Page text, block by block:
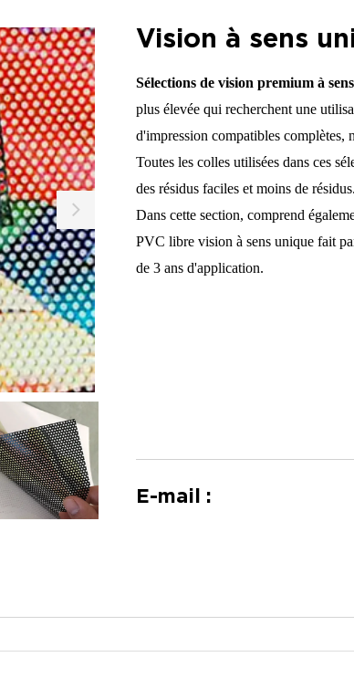
Vision à sens
Sélections de vision premium à
plus élevée qui recherchent une
d'impression compatibles
Toutes les colles utilisées dans ces
des résidus faciles et moins de résidus.
Dans cette section, comprend
PVC libre vision à sens unique fait
de 3 ans d'application.
E-mail :